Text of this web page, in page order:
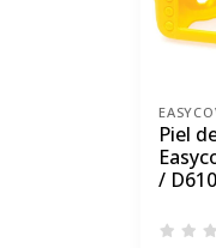
Piel
/